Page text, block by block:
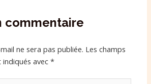
commentaire
ne sera pas publiée. Les champs
avec*